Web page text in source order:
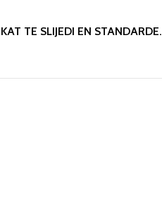
TE SLIJEDI EN STANDARDE.